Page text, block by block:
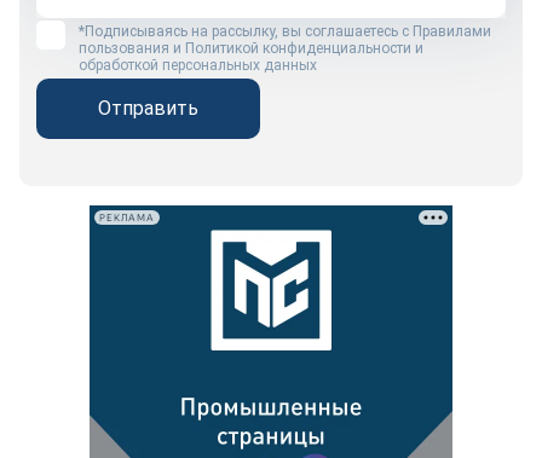
*Подписываясь на рассылку, вы соглашаетесь с Правилами
пользования и Политикой конфиденциальности и
обработкой персональных данных
Отправить
РЕКЛАМА